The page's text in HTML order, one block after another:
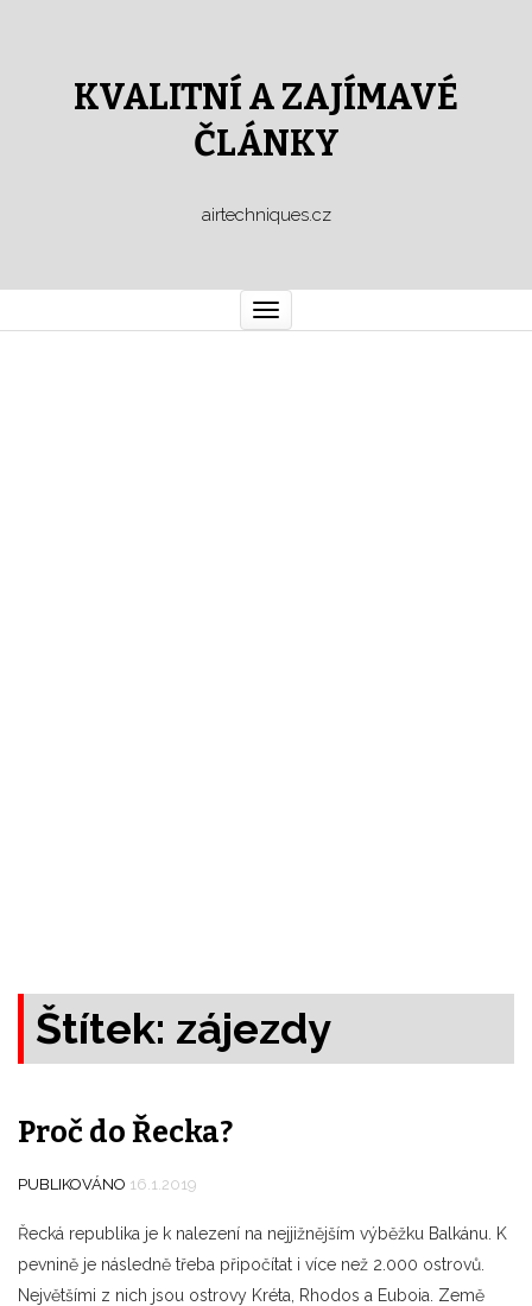
KVALITNÍ A ZAJÍMAVÉ
ČLÁNKY
airtechniques.cz
Toggle
navigation
Štítek: zájezdy
Proč do Řecka?
PUBLIKOVÁNO 16.1.2019
Řecká republika je k nalezení na nejjižnějším výběžku Balkánu. K
pevnině je následně třeba připočítat i více než 2.000 ostrovů.
Největšími z nich jsou ostrovy Kréta, Rhodos a Euboia. Země